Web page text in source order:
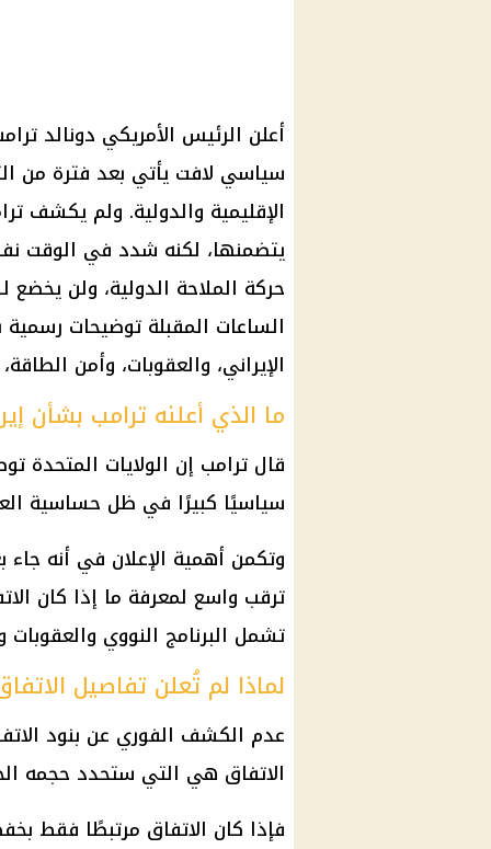
أعلن الرئيس الأمريكي دونالد
سياسي لافت يأتي بعد فترة من
الإقليمية والدولية. ولم يكشف
يتضمنها، لكنه شدد في الوقت
حركة الملاحة الدولية، ولن
الساعات المقبلة توضيحات
الإيراني، والعقوبات، وأمن
ما الذي أعلنه ترامب بشأن
قال ترامب إن الولايات المتحدة
سياسيًا كبيرًا في ظل حساسية
وتكمن أهمية الإعلان في أنه
ترقب واسع لمعرفة ما إذا كان
تشمل البرنامج النووي
لماذا لم تُعلن تفاصيل
عدم الكشف الفوري عن بنود
الاتفاق هي التي ستحدد حجمه
فإذا كان الاتفاق مرتبطًا فقط